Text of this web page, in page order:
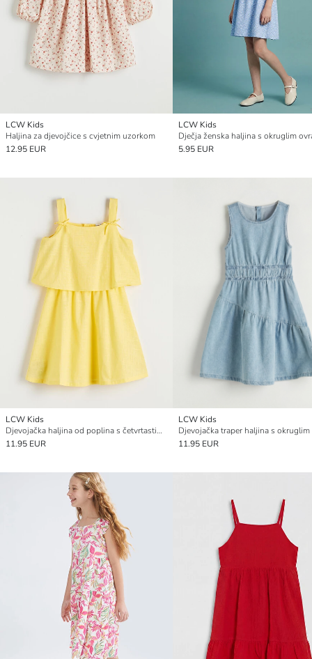
LCW Kids
Haljina za djevojčice s cvjetnim uzorkom
12.95 EUR
LCW Kids
5.95 EUR
LCW Kids
Djevojačka haljina od poplina s četvrtastim izrezom
11.95 EUR
LCW Kids
11.95 EUR